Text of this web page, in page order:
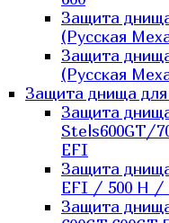
Защита
(Русская
Защита
(Русская
Защита днища
Защита
Stels600GT/
EFI
Защита
EFI / 500 H /
Защита